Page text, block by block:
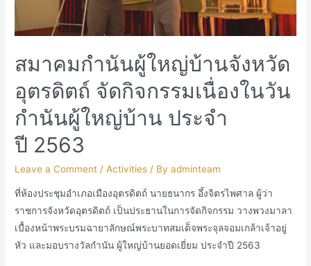
สมาคมกำนันผู้ใหญ่บ้านจังหวัด
อุตรดิตถ์ จัดกิจกรรมเนื่องในวัน
กำนันผู้ใหญ่บ้าน ประจำ
ปี 2563
Leave a Comment /Activities / Byadminteam
ที่ห้องประชุมอำเภอเมืองอุตรดิตถ์ นายธนากร อึ้งจิตรไพศาล ผู้ว่า
ราชการจังหวัดอุตรดิตถ์ เป็นประธานในการจัดกิจกรรม วางพวงมาลา
เบื้องหน้าพระบรมฉายาลักษณ์พระบาทสมเด็จพระจุลจอมเกล้าเจ้าอยู่
หัว และมอบรางวัลกำนัน ผู้ใหญ่บ้านยอดเยี่ยม ประจำปี 2563